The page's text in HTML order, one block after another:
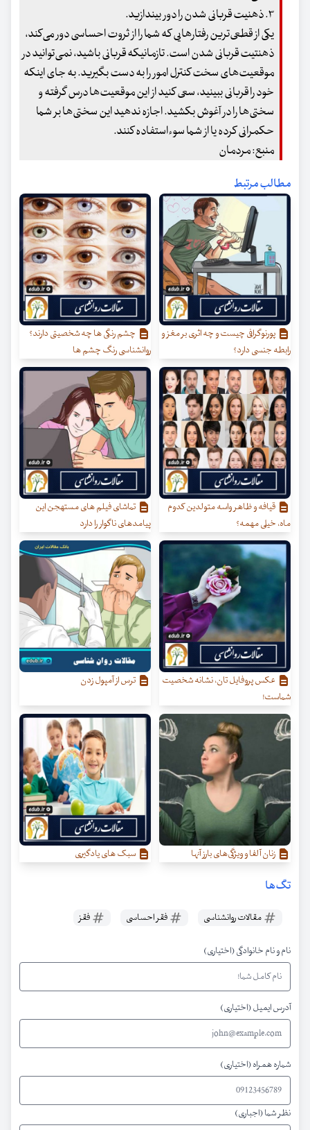
۳. ذهنیت قربانی شدن را دور بیندازید.
یکی از قطعی‌ترین رفتارهایی که شما را از ثروت احساسی دور می‌کند،
ذهنتیت قربانی شدن است. تازمانیکه قربانی باشید، نمی‌توانید در
موقعیت‌های سخت کنترل امور را به دست بگیرید. به جای اینکه
خود را قربانی ببینید، سعی کنید از این موقعیت‌ها درس گرفته و
سختی‌ها را در آغوش بکشید. اجازه ندهید این سختی‌ها بر شما
حکمرانی کرده یا از شما سوءاستفاده کنند.
منبع: مردمان
مطالب مرتبط
پورنوگرافی چیست و چه اثری بر مغز و
رابطه جنسی دارد؟
چشم رنگی ها چه شخصیتی دارند؟
روانشناسی رنگ چشم ها
قیافه و ظاهر واسه متولدین کدوم
ماه، خیلی مهمه؟
تماشای فیلم های مستهجن این
پیامدهای ناگوار را دارد
عکس پروفایل تان، نشانه شخصیت
شماست!
ترس از آمپول زدن
زنان آلفا و ویژگی‌‌های بارز آنها سبک های یادگیری
تگ‌ها
مقالات روانشناسی فقر احساسی فقز
نام و نام خانوادگی (اختیاری)
آدرس ایمیل (اختیاری)
شماره همراه (اختیاری)
نظر شما (اجباری)